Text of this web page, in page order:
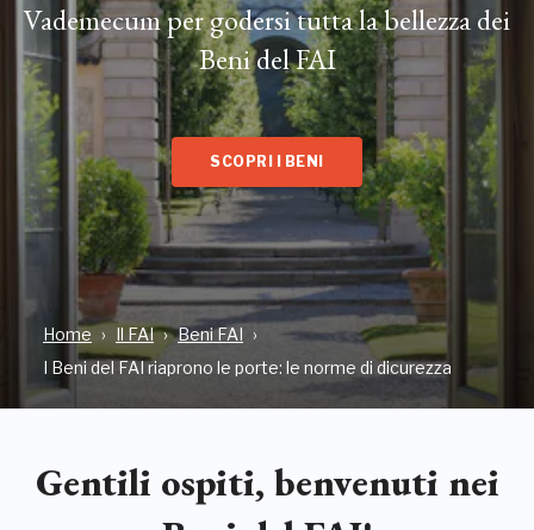
Vademecum per godersi tutta la bellezza dei
Beni del FAI
SCOPRI I BENI
Home Il FAI
Beni FAI
I Beni del FAI riaprono le porte: le norme di dicurezza
Gentili ospiti, benvenuti nei